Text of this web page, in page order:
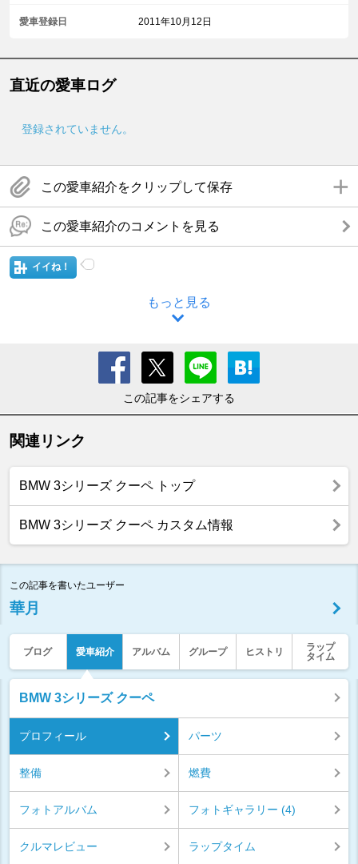
愛車登録日 2011年10月12日
直近の愛車ログ
登録されていません。
この愛車紹介をクリップして保存
この愛車紹介のコメントを見る
イイね！
もっと見る
この記事をシェアする
関連リンク
BMW 3シリーズ クーペ トップ
BMW 3シリーズ クーペ カスタム情報
この記事を書いたユーザー
華月
ブログ 愛車紹介 アルバム グループ ヒストリ
ラップ
タイム
BMW 3シリーズ クーペ
プロフィール パーツ
整備 燃費
フォトアルバム フォトギャラリー (4)
クルマレビュー ラップタイム